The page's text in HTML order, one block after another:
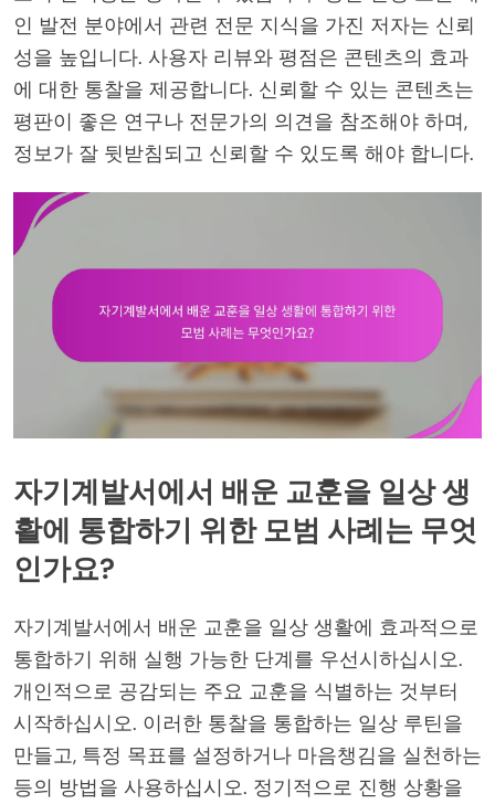
인 발전 분야에서 관련 전문 지식을 가진 저자는 신뢰
성을 높입니다. 사용자 리뷰와 평점은 콘텐츠의 효과
에 대한 통찰을 제공합니다. 신뢰할 수 있는 콘텐츠는
평판이 좋은 연구나 전문가의 의견을 참조해야 하며,
정보가 잘 뒷받침되고 신뢰할 수 있도록 해야 합니다.
자기계발서에서 배운 교훈을 일상 생
활에 통합하기 위한 모범 사례는 무엇
인가요?
자기계발서에서 배운 교훈을 일상 생활에 효과적으로
통합하기 위해 실행 가능한 단계를 우선시하십시오.
개인적으로 공감되는 주요 교훈을 식별하는 것부터
시작하십시오. 이러한 통찰을 통합하는 일상 루틴을
만들고, 특정 목표를 설정하거나 마음챙김을 실천하는
등의 방법을 사용하십시오. 정기적으로 진행 상황을